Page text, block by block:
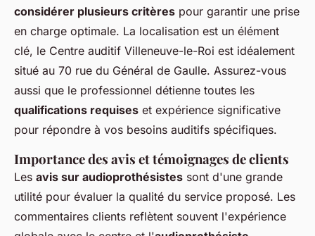
considérer plusieurs critères pour garantir une prise
en charge optimale. La localisation est un élément
clé, le Centre auditif Villeneuve-le-Roi est idéalement
situé au 70 rue du Général de Gaulle. Assurez-vous
aussi que le professionnel détienne toutes les
qualifications requises et expérience significative
pour répondre à vos besoins auditifs spécifiques.
Importance des avis et témoignages de clients
Les avis sur audioprothésistes sont d'une grande
utilité pour évaluer la qualité du service proposé. Les
commentaires clients reflètent souvent l'expérience